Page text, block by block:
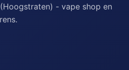
- vape shop en